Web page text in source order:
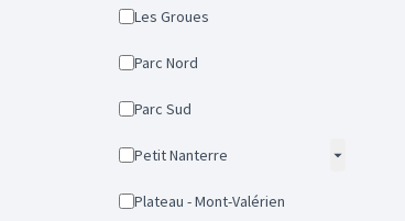
Les Groues
Parc Nord
Parc Sud
Petit Nanterre
Plateau - Mont-Valérien